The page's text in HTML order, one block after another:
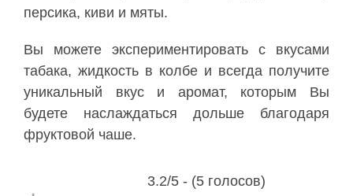
персика, киви и мяты.
Вы можете экспериментировать с вкусами
табака, жидкость в колбе и всегда получите
уникальный вкус и аромат, которым Вы
будете наслаждаться дольше благодаря
фруктовой чаше.
3.2/5 - (5 голосов)